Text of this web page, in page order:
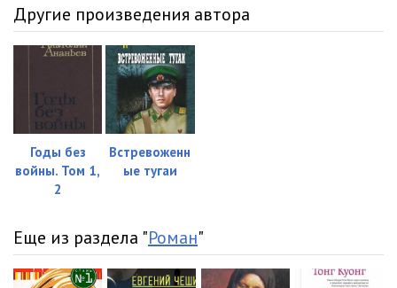
0017
0018
0020
0021
Другие произведения автора
Годы без
войны. Том 1,
2
Встревоженн
ые тугаи
Еще из раздела "Роман"